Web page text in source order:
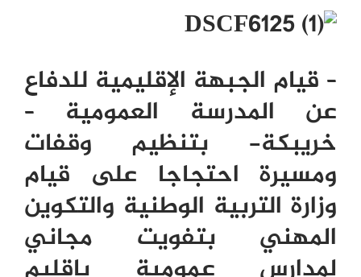
– قيام الجبهة الإقليمية للدفاع
عن المدرسة العمومية –
خريبكة- بتنظيم وقفات
ومسيرة احتجاجا على قيام
وزارة التربية الوطنية والتكوين
المهني بتفويت مجاني